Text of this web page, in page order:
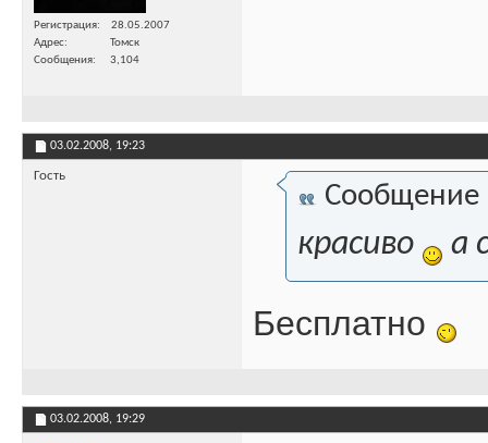
Регистрация
28.05.2007
Адрес
Томск
Сообщения
3,104
03.02.2008, 19:23
Гость
Сообщение
красиво а
Бесплатно
03.02.2008, 19:29